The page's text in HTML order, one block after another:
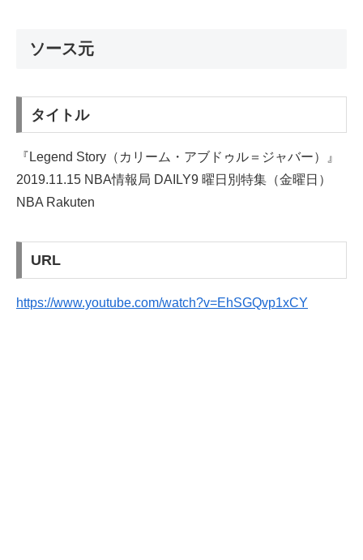
ソース元
タイトル
『Legend Story（カリーム・アブドゥル＝ジャバー）』
2019.11.15 NBA情報局 DAILY9 曜日別特集（金曜日）
NBA Rakuten
URL
https://www.youtube.com/watch?v=EhSGQvp1xCY